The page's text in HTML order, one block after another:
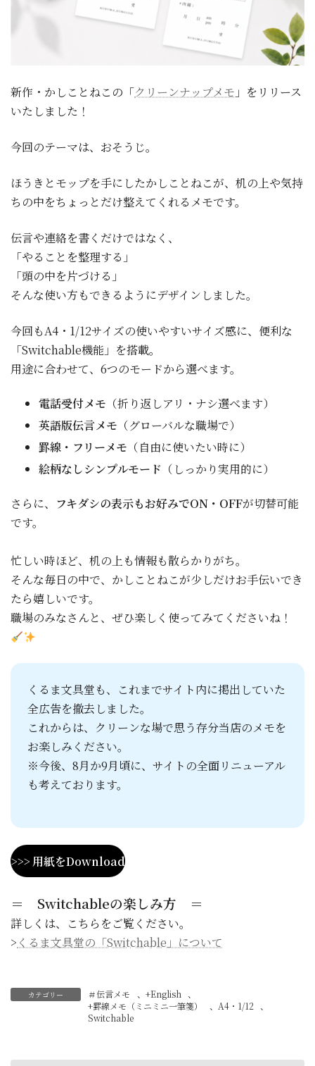
新作・かしことねこの「クリーンナップメモ 」をリリース
いたしました！
今回のテーマは、おそうじ。
ほうきとモップを手にしたかしことねこが、机の上や気持
ちの中をちょっとだけ整えてくれるメモです。
伝言や連絡を書くだけではなく、
「やることを整理する」
「頭の中を片づける」
そんな使い方もできるようにデザインしました。
今回もA4・1/12サイズの使いやすいサイズ感に、便利な
「Switchable機能」を搭載。
用途に合わせて、6つのモードから選べます。
電話受付メモ （折り返しアリ・ナシ選べます）
英語版伝言メモ （グローバルな職場で）
罫線・フリーメモ （自由に使いたい時に）
絵柄なしシンプルモード （しっかり実用的に）
さらに、 フキダシの表示もお好みでON・OFFが切替可能
です。
忙しい時ほど、机の上も情報も散らかりがち。
そんな毎日の中で、かしことねこが少しだけお手伝いでき
たら嬉しいです。
職場のみなさんと、ぜひ楽しく使ってみてくださいね！
くるま文具堂も、これまでサイト内に掲出していた
全広告を撤去しました。
これからは、クリーンな場で思う存分当店のメモを
お楽しみください。
※今後、8月か9月頃に、サイトの全面リニューアル
も考えております。
>>> 用紙をDownload
＝ Switchableの楽しみ方 ＝
詳しくは、こちらをご覧ください。
> くるま文具堂の「Switchable」について
カテゴリー ＃伝言メモ 、 +English 、
+罫線メモ（ミニミニ一筆箋）
、 A4・1/12 、
Switchable